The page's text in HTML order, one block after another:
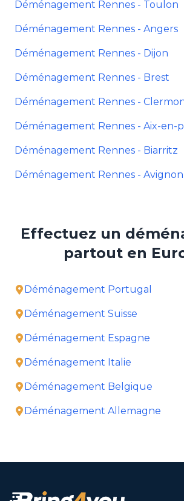
Déménagement Rennes - Toulon
Déménagement Rennes - Angers
Déménagement Rennes - Dijon
Déménagement Rennes - Brest
Déménagement Rennes -
Déménagement Rennes - Aix-en-
Déménagement Rennes - Biarritz
Déménagement Rennes - Avignon
Effectuez un
partout en
Déménagement Portugal
Déménagement Suisse
Déménagement Espagne
Déménagement Italie
Déménagement Belgique
Déménagement Allemagne